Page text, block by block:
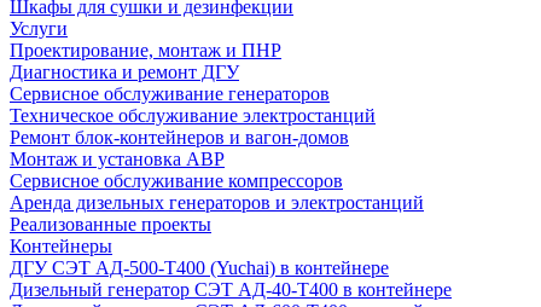
Шкафы для сушки и дезинфекции
Услуги
Проектирование, монтаж и ПНР
Диагностика и ремонт ДГУ
Сервисное обслуживание генераторов
Техническое обслуживание электростанций
Ремонт блок-контейнеров и вагон-домов
Монтаж и установка АВР
Сервисное обслуживание компрессоров
Аренда дизельных генераторов и электростанций
Реализованные проекты
Контейнеры
ДГУ СЭТ АД-500-Т400 (Yuchai) в контейнере
Дизельный генератор СЭТ АД-40-Т400 в контейнере